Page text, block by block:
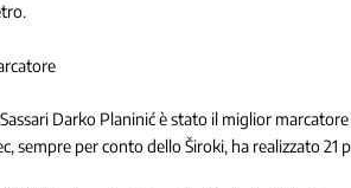
Darko Planinić è stato il miglior
sempre per conto dello Široki, ha realizzato 21